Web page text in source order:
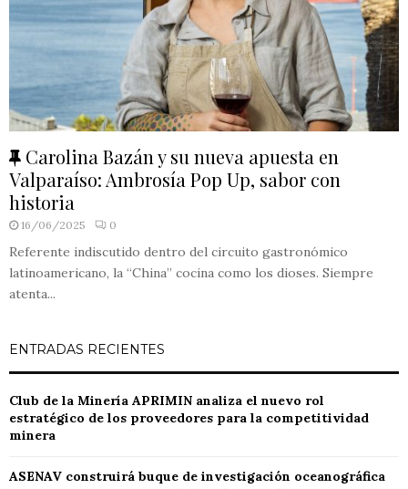
F
e
a
t
u
r
e
Carolina Bazán y su nueva apuesta en
Valparaíso: Ambrosía Pop Up, sabor con
historia
16/06/2025 0
Referente indiscutido dentro del circuito gastronómico
latinoamericano, la “China” cocina como los dioses. Siempre
atenta...
ENTRADAS RECIENTES
Club de la Minería APRIMIN analiza el nuevo rol
estratégico de los proveedores para la competitividad
minera
ASENAV construirá buque de investigación oceanográfica